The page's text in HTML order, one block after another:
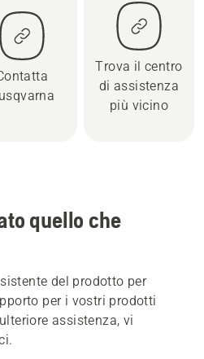
Trova il centro
di assistenza
più vicino
quello che
del prodotto per
per i vostri prodotti
assistenza, vi